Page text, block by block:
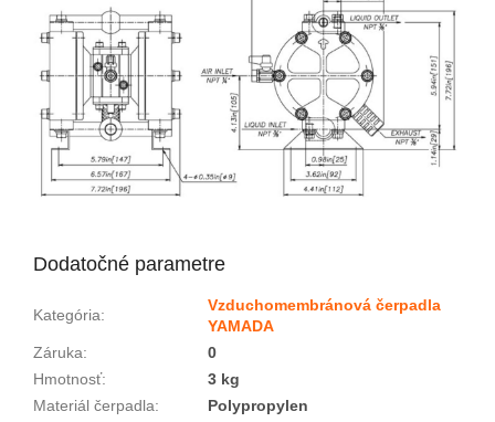
Dodatočné parametre
Kategória:
Vzduchomembránová čerpadla
YAMADA
Záruka:
0
Hmotnosť:
3 kg
Materiál čerpadla:
Polypropylen